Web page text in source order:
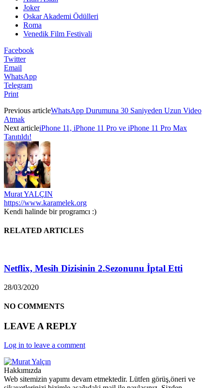
Joker
Oskar Akademi Ödülleri
Roma
Venedik Film Festivali
Facebook
Twitter
Email
WhatsApp
Telegram
Print
Previous articleWhatsApp Durumuna 30 Saniyeden Uzun Video
Atmak
Next articleiPhone 11, iPhone 11 Pro ve iPhone 11 Pro Max
Tanıtıldı!
Murat YALÇIN
https://www.karamelek.org
Kendi halinde bir programcı :)
RELATED ARTICLES
Netflix, Mesih Dizisinin 2.Sezonunu İptal Etti
28/03/2020
NO COMMENTS
LEAVE A REPLY
Log in to leave a comment
Hakkımızda
Web sitemizin yapımı devam etmektedir. Lütfen görüş,öneri ve